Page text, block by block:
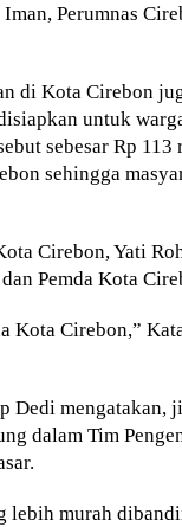
Perumnas
di Kota Cirebon
untuk
sebesar Rp 113
sehingga
Cirebon, Yati
Pemda Kota
Kota Cirebon,”
Dedi mengatakan,
dalam Tim
lebih murah